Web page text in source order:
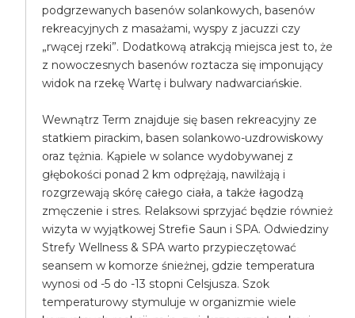
podgrzewanych basenów solankowych, basenów
rekreacyjnych z masażami, wyspy z jacuzzi czy
„rwącej rzeki”. Dodatkową atrakcją miejsca jest to, że
z nowoczesnych basenów roztacza się imponujący
widok na rzekę Wartę i bulwary nadwarciańskie.
Wewnątrz Term znajduje się basen rekreacyjny ze
statkiem pirackim, basen solankowo-uzdrowiskowy
oraz tężnia. Kąpiele w solance wydobywanej z
głębokości ponad 2 km odprężają, nawilżają i
rozgrzewają skórę całego ciała, a także łagodzą
zmęczenie i stres. Relaksowi sprzyjać będzie również
wizyta w wyjątkowej Strefie Saun i SPA. Odwiedziny
Strefy Wellness & SPA warto przypieczętować
seansem w komorze śnieżnej, gdzie temperatura
wynosi od -5 do -13 stopni Celsjusza. Szok
temperaturowy stymuluje w organizmie wiele